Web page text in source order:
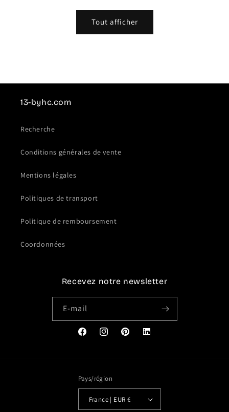
Tout afficher
13-byhc.com
Recherche
Conditions générales de vente
Mentions légales
Politiques de transport
Politique de remboursement
Coordonnées
Recevez notre newsletter
E-mail
FacebookInstagramPinterestTranslation
Pays/région
France | EUR €